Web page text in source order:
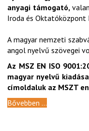
anyagi támogató,
Iroda és
A magyar nemzeti
angol nyelvű szövegei
Az MSZ EN ISO
magyar nyelvű
címoldaluk az MSZT
Bővebben ...